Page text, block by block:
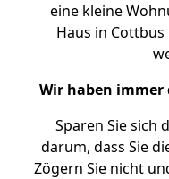
eine kleine
Haus in
Wir haben immer
Sparen Sie sich
darum, dass Sie
Zögern Sie nicht